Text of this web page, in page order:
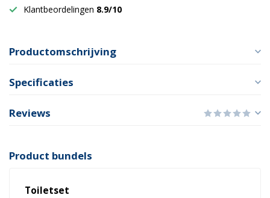
Klantbeordelingen 8.9/10
Productomschrijving
Specificaties
Reviews
Product bundels
Toiletset